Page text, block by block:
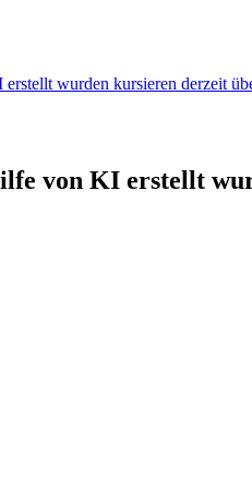
wurden kursieren derzeit
von KI erstellt